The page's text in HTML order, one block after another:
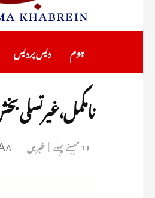
ہوم دیس پردیس
نامکمل،غیرتسلی
11 مہینے پہلے خبریں A